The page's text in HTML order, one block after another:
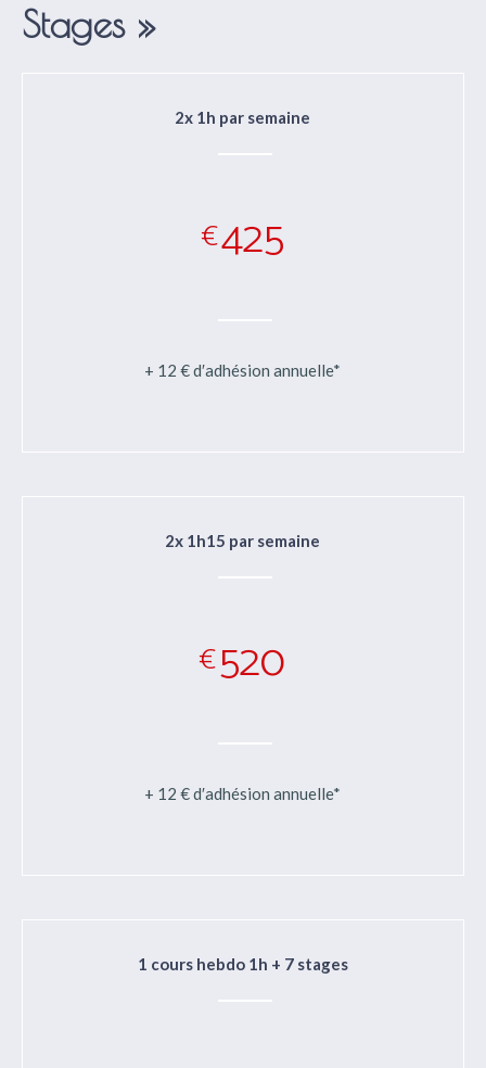
Stages »
2x 1h par semaine
€425
+ 12 € d′adhésion annuelle*
2x 1h15 par semaine
€520
+ 12 € d′adhésion annuelle*
1 cours hebdo 1h + 7 stages